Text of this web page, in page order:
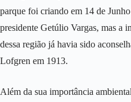
parque foi criando em 14 de
presidente Getúlio Vargas, mas a
dessa região já havia sido
Lofgren em 1913.
Além da sua importância